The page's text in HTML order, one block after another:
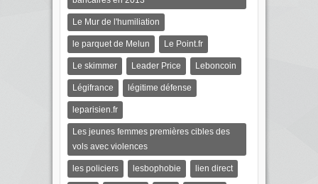
Le Mur de l'humiliation
le parquet de Melun Le Point.fr
Le skimmer Leader Price Leboncoin
Légifrance légitime défense
leparisien.fr
Les jeunes femmes premières cibles des
vols avec violences
les policiers lesbophobie lien direct